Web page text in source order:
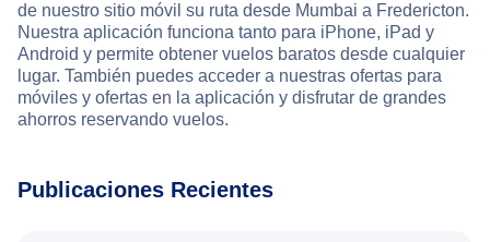
de nuestro sitio móvil su ruta desde Mumbai a Fredericton.
Nuestra aplicación funciona tanto para iPhone, iPad y
Android y permite obtener vuelos baratos desde cualquier
lugar. También puedes acceder a nuestras ofertas para
móviles y ofertas en la aplicación y disfrutar de grandes
ahorros reservando vuelos.
Publicaciones Recientes